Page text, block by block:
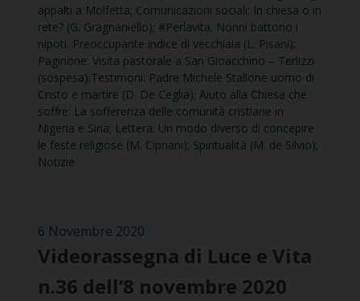
appalti a Molfetta; Comunicazioni sociali: In chiesa o in
rete? (G. Gragnaniello); #Perlavita. Nonni battono i
nipoti. Preoccupante indice di vecchiaia (L. Pisani);
Paginone: Visita pastorale a San Gioacchino – Terlizzi
(sospesa);Testimoni: Padre Michele Stallone uomo di
Cristo e martire (D. De Ceglia); Aiuto alla Chiesa che
soffre: La sofferenza delle comunità cristiane in
Nigeria e Siria; Lettera: Un modo diverso di concepire
le feste religiose (M. Cipriani); Spiritualità (M. de Silvio);
Notizie
6 Novembre 2020
Videorassegna di Luce e Vita
n.36 dell’8 novembre 2020